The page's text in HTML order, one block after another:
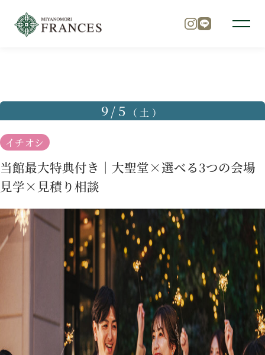
チャペル
パーティ
料理
施設紹介
9/5 （土）
イチオシ
当館最大特典付き｜大聖堂×選べる3つの会場
見学×見積り相談